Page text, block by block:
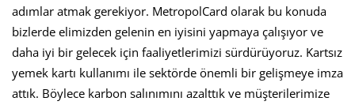
adımlar atmak gerekiyor. MetropolCard olarak bu konuda
bizlerde elimizden gelenin en iyisini yapmaya çalışıyor ve
daha iyi bir gelecek için faaliyetlerimizi sürdürüyoruz. Kartsız
yemek kartı kullanımı ile sektörde önemli bir gelişmeye imza
attık. Böylece karbon salınımını azalttık ve müşterilerimize